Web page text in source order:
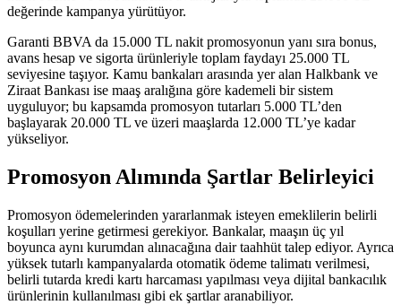
değerinde kampanya yürütüyor.
Garanti BBVA da 15.000 TL nakit promosyonun yanı sıra bonus,
avans hesap ve sigorta ürünleriyle toplam faydayı 25.000 TL
seviyesine taşıyor. Kamu bankaları arasında yer alan Halkbank ve
Ziraat Bankası ise maaş aralığına göre kademeli bir sistem
uyguluyor; bu kapsamda promosyon tutarları 5.000 TL’den
başlayarak 20.000 TL ve üzeri maaşlarda 12.000 TL’ye kadar
yükseliyor.
Promosyon Alımında Şartlar Belirleyici
Promosyon ödemelerinden yararlanmak isteyen emeklilerin belirli
koşulları yerine getirmesi gerekiyor. Bankalar, maaşın üç yıl
boyunca aynı kurumdan alınacağına dair taahhüt talep ediyor. Ayrıca
yüksek tutarlı kampanyalarda otomatik ödeme talimatı verilmesi,
belirli tutarda kredi kartı harcaması yapılması veya dijital bankacılık
ürünlerinin kullanılması gibi ek şartlar aranabiliyor.